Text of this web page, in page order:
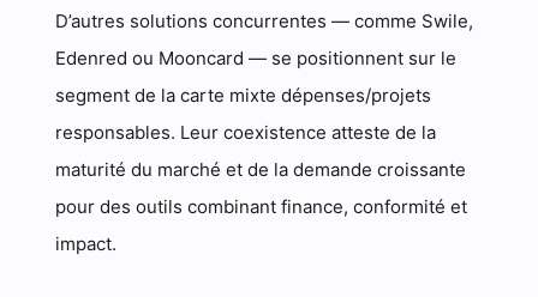
D’autres solutions concurrentes — comme Swile,
Edenred ou Mooncard — se positionnent sur le
segment de la carte mixte dépenses/projets
responsables. Leur coexistence atteste de la
maturité du marché et de la demande croissante
pour des outils combinant finance, conformité et
impact.